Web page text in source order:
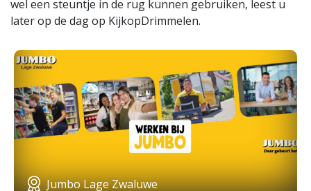
wel een steuntje in de rug kunnen gebruiken, leest u
later op de dag op KijkopDrimmelen.
Jumbo Lage Zwaluwe